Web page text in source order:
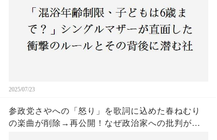
2025/07/23
参政党さやへの「怒り」を歌詞に込めた春ねむり
の楽曲が削除→再公開！なぜ政治家への批判がこ